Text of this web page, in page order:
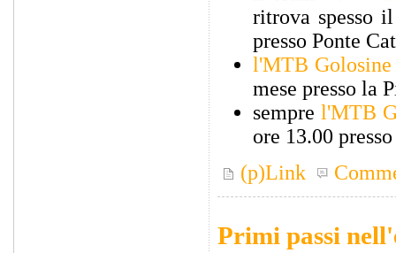
ritrova spesso
presso Ponte
l'MTB Golosine
mese presso la
semprel'MTB
ore 13.00
(p)Link
Primi passi